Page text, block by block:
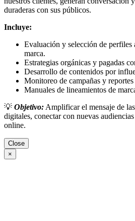
duraderas con sus públicos.
Incluye:
Evaluación y selección de perfiles
marca.
Estrategias orgánicas y pagadas
Desarrollo de contenidos por
Monitoreo de campañas y reportes
Manuales de lineamientos de
💡 Objetivo: Amplificar el mensaje de
digitales, conectar con nuevas
online.
Close
×